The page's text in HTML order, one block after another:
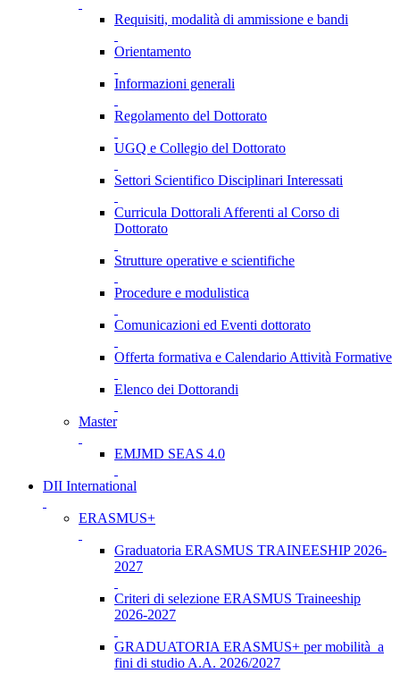
Requisiti, modalità di ammissione e bandi
Orientamento
Informazioni generali
Regolamento del Dottorato
UGQ e Collegio del Dottorato
Settori Scientifico Disciplinari Interessati
Curricula Dottorali Afferenti al Corso di
Dottorato
Strutture operative e scientifiche
Procedure e modulistica
Comunicazioni ed Eventi dottorato
Offerta formativa e Calendario Attività Formative
Elenco dei Dottorandi
Master
EMJMD SEAS 4.0
DII International
ERASMUS+
Graduatoria ERASMUS TRAINEESHIP 2026-
2027
Criteri di selezione ERASMUS Traineeship
2026-2027
GRADUATORIA ERASMUS+ per mobilità a
fini di studio A.A. 2026/2027